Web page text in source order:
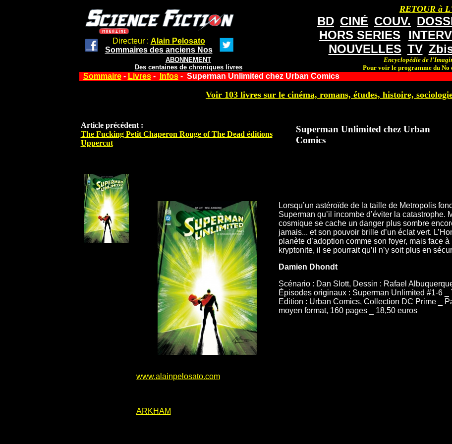
Directeur : Alain Pelosato
Sommaires des anciens Nos
ABONNEMENT
Des centaines de chroniques livres
RETOUR à
BD CINÉ COUV.
HORS SERIES
NOUVELLES TV
Encyclopédie de
Pour voir le programme du No
Sommaire- Livres- Infos- Superman Unlimited chez Urban Comics
Voir 103 livres sur le cinéma, romans, études, histoire,
Article précédent :
The Fucking Petit Chaperon Rouge of The Dead éditions
Uppercut
Superman Unlimited chez Urban
Comics
Lorsqu’un astéroïde de la taille de Metropolis
Superman qu’il incombe d’éviter la catastrophe.
cosmique se cache un danger plus sombre
jamais... et son pouvoir brille d’un éclat vert.
planète d’adoption comme son foyer, mais face
kryptonite, il se pourrait qu’il n’y soit plus en
Damien Dhondt
Scénario : Dan Slott, Dessin : Rafael
Épisodes originaux : Superman Unlimited #1-6 _
Edition : Urban Comics, Collection DC Prime _
moyen format, 160 pages _ 18,50 euros
www.alainpelosato.com
ARKHAM